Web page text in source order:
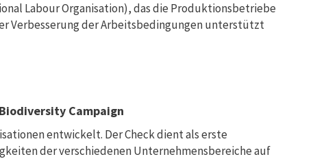
Labour Organisation), das die Produktionsbetriebe
Verbesserung der Arbeitsbedingungen unterstützt
Campaign
entwickelt. Der Check dient als erste
der verschiedenen Unternehmensbereiche auf